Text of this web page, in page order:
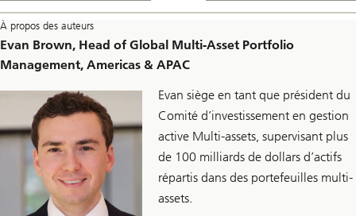
À propos des auteurs
Evan Brown, Head of Global Multi-Asset Portfolio
Management, Americas & APAC
Evan siège en tant que président du
Comité d’investissement en gestion
active Multi-assets, supervisant plus
de 100 milliards de dollars d’actifs
répartis dans des portefeuilles multi-
assets.